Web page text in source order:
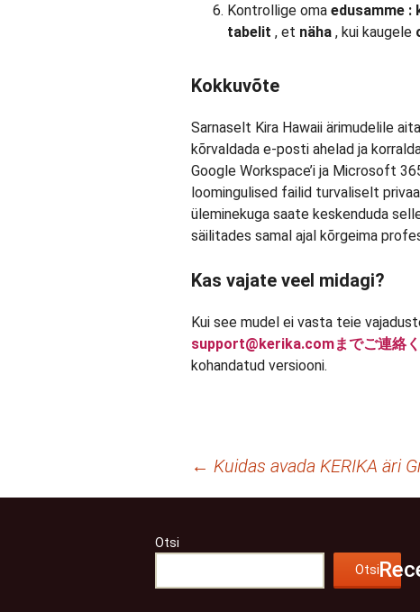
Kontrollige oma edusamme :
tabelit , et näha , kui kaugele
Kokkuvõte
Sarnaselt Kira Hawaii ärimudelile
kõrvaldada e-posti ahelad ja
Google Workspace’i ja Microsoft
loomingulised failid turvaliselt
üleminekuga saate keskenduda
säilitades samal ajal kõrgeima
Kas vajate veel midagi?
Kui see mudel ei vasta teie
support@kerika.comまでご連絡
kohandatud versiooni.
töölaud
← Kuidas avada KERIKA äri
Otsi
Otsi